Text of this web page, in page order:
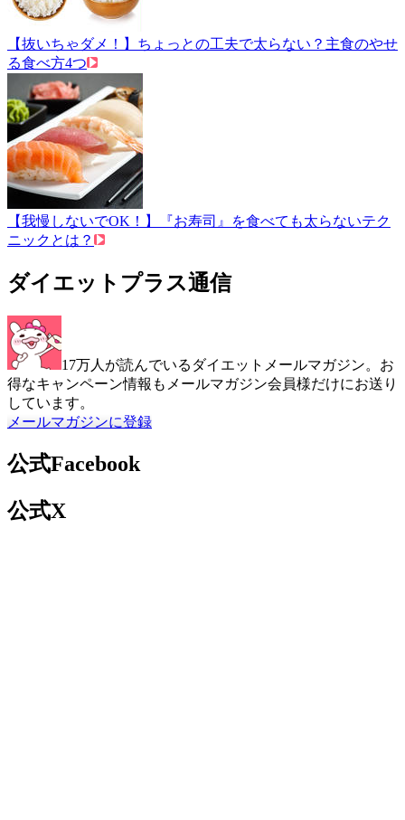
【抜いちゃダメ！】ちょっとの工夫で太らない？主食のやせ
る食べ方4つ
【我慢しないでOK！】『お寿司』を食べても太らないテク
ニックとは？
ダイエットプラス通信
17万人が読んでいるダイエットメールマガジン。お
得なキャンペーン情報もメールマガジン会員様だけにお送り
しています。
メールマガジンに登録
公式Facebook
公式X